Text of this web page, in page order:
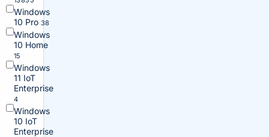
Windows
10 Pro 38
Windows
10 Home
15
Windows
11 IoT
Enterprise
4
Windows
10 IoT
Enterprise